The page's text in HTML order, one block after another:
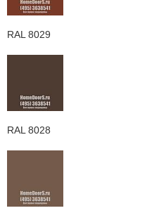
RAL 8029
RAL 8028